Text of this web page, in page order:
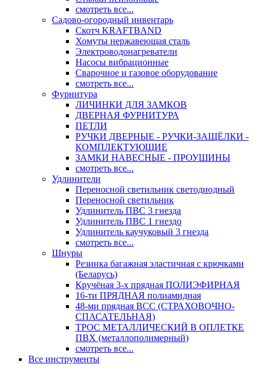
смотреть все...
Садово-огородный инвентарь
Скотч KRAFTBAND
Хомуты нержавеющая сталь
Электроводонагреватели
Насосы вибрационные
Сварочное и газовое оборудование
смотреть все...
Фурнитура
ЛИЧИНКИ ДЛЯ ЗАМКОВ
ДВЕРНАЯ ФУРНИТУРА
ПЕТЛИ
РУЧКИ ДВЕРНЫЕ - РУЧКИ-ЗАЩЁЛКИ -
КОМПЛЕКТУЮЩИЕ
ЗАМКИ НАВЕСНЫЕ - ПРОУШИНЫ
смотреть все...
Удлинители
Переносной светильник светодиодный
Переносной светильник
Удлинитель ПВС 3 гнезда
Удлинитель ПВС 1 гнездо
Удлинитель каучуковый 3 гнезда
смотреть все...
Шнуры
Резинка багажная эластичная с крючками
(Беларусь)
Кручёная 3-х прядная ПОЛИЭФИРНАЯ
16-ти ПРЯДНАЯ полиамидная
48-ми прядная ВСС (СТРАХОВОЧНО-
СПАСАТЕЛЬНАЯ)
ТРОС МЕТАЛЛИЧЕСКИЙ В ОПЛЕТКЕ
ПВХ (металлополимерный)
смотреть все...
Все инструменты